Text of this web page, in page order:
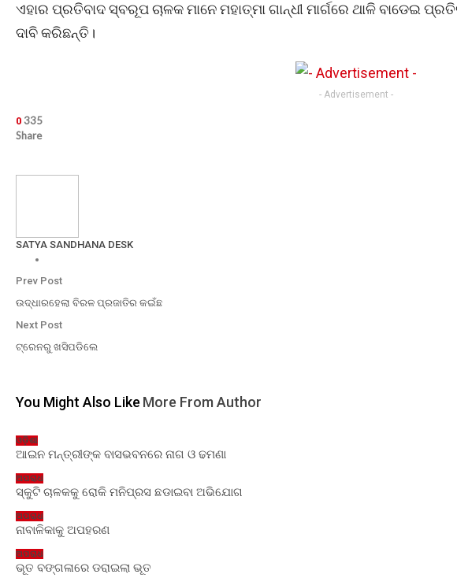
ଏହାର ପ୍ରତିବାଦ ସ୍ବରୂପ ଚାଳକ ମାନେ ମହାତ୍ମା ଗାନ୍ଧୀ ମାର୍ଗରେ ଥାଳି ବାଡେଇ
ଦାବି କରିଛନ୍ତି।
- Advertisement -
0 335
Share
SATYA SANDHANA DESK
Prev Post
ଉଦ୍ଧାରହେଲା ବିରଳ ପ୍ରଜାତିର କଇଁଛ
Next Post
ଟ୍ରେନରୁ ଖସିପଡିଲେ
You Might Also Like More From Author
ଓଡ଼ିଶା
ଆଇନ ମନ୍ତ୍ରୀଙ୍କ ବାସଭବନରେ ନାଗ ଓ ଢମଣା
ଅପରାଧ
ସ୍କୁଟି ଚାଳକକୁ ରୋକି ମନିପ୍ରସ ଛଡାଇବା ଅଭିଯୋଗ
ଅପରାଧ
ନାବାଳିକାକୁ ଅପହରଣ
ଅପରାଧ
ଭୂତ ବଙ୍ଗଳାରେ ଡରାଇଲା ଭୂତ